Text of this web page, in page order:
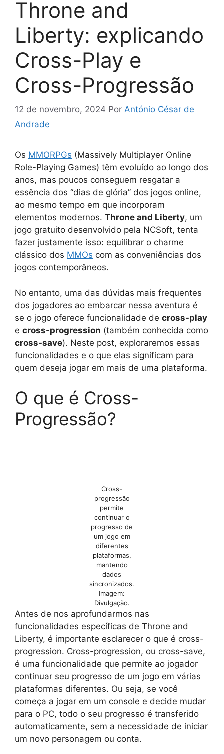
Throne and
Liberty: explicando
Cross-Play e
Cross-Progressão
12 de novembro, 2024 Por António César de
Andrade
Os MMORPGs (Massively Multiplayer Online
Role-Playing Games) têm evoluído ao longo dos
anos, mas poucos conseguem resgatar a
essência dos “dias de glória” dos jogos online,
ao mesmo tempo em que incorporam
elementos modernos. Throne and Liberty, um
jogo gratuito desenvolvido pela NCSoft, tenta
fazer justamente isso: equilibrar o charme
clássico dos MMOs com as conveniências dos
jogos contemporâneos.
No entanto, uma das dúvidas mais frequentes
dos jogadores ao embarcar nessa aventura é
se o jogo oferece funcionalidade de cross-play
e cross-progression (também conhecida como
cross-save). Neste post, exploraremos essas
funcionalidades e o que elas significam para
quem deseja jogar em mais de uma plataforma.
O que é Cross-
Progressão?
Cross-
progressão
permite
continuar o
progresso de
um jogo em
diferentes
plataformas,
mantendo
dados
sincronizados.
Imagem:
Divulgação.
Antes de nos aprofundarmos nas
funcionalidades específicas de Throne and
Liberty, é importante esclarecer o que é cross-
progression. Cross-progression, ou cross-save,
é uma funcionalidade que permite ao jogador
continuar seu progresso de um jogo em várias
plataformas diferentes. Ou seja, se você
começa a jogar em um console e decide mudar
para o PC, todo o seu progresso é transferido
automaticamente, sem a necessidade de iniciar
um novo personagem ou conta.